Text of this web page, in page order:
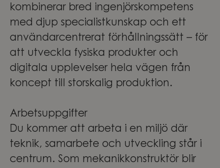
kombinerar bred ingenjörskompetens
med djup specialistkunskap och ett
användarcentrerat förhållningssätt – för
att utveckla fysiska produkter och
digitala upplevelser hela vägen från
koncept till storskalig produktion.
Arbetsuppgifter
Du kommer att arbeta i en miljö där
teknik, samarbete och utveckling står i
centrum. Som mekanikkonstruktör blir